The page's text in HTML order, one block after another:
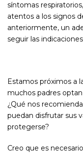
síntomas
atentos a los signos
anteriormente, un
seguir las
Estamos próximos a
muchos padres optan
¿Qué nos
puedan disfrutar sus
protegerse?
Creo que es